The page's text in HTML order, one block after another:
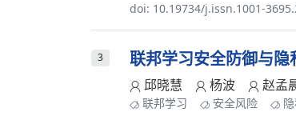
doi: 10.19734/j.issn.1001-
3 联邦学习安全防御与隐
邱晓慧 杨波 赵孟
联邦学习 安全风险